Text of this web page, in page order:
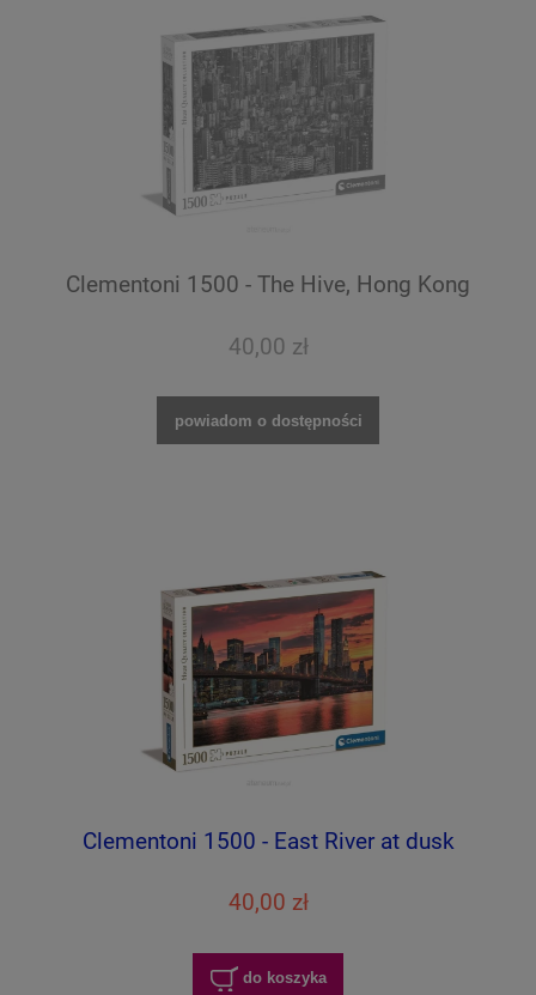
Clementoni 1500 - The Hive, Hong Kong
40,00 zł
powiadom o dostępności
Clementoni 1500 - East River at dusk
40,00 zł
do koszyka